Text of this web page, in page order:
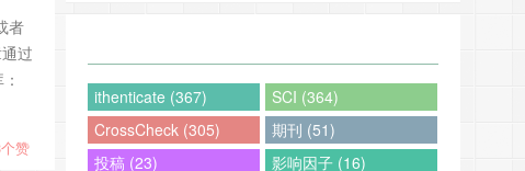
者
过
个赞
ithenticate (367)
SCI (364)
CrossCheck (305)
期刊 (51)
投稿 (23)
影响因子 (16)